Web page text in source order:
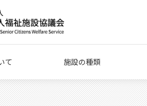
て 施設の種類